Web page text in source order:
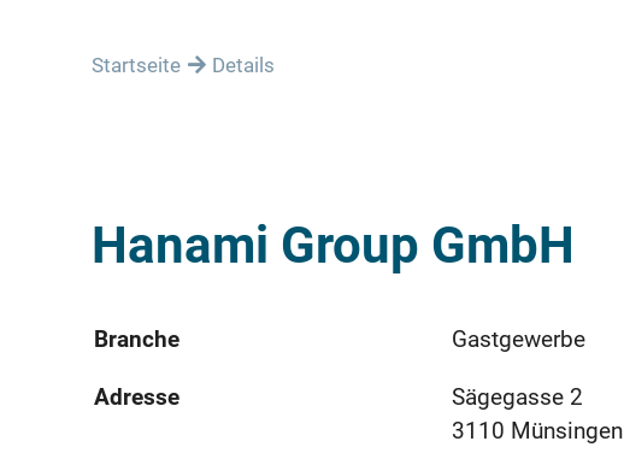
Startseite Details
Hanami Group GmbH
Branche Gastgewerbe
Adresse
Sägegasse 2
3110 Münsingen